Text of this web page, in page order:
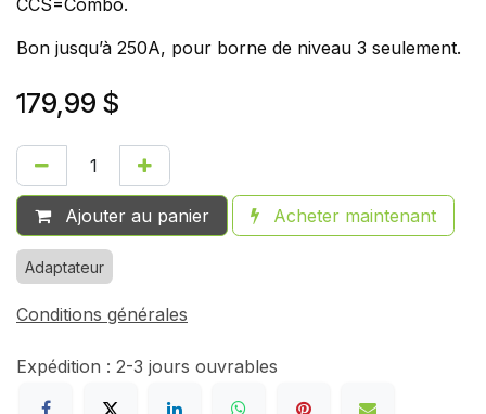
Bon jusqu’à 250A, pour borne de niveau 3 seulement.
179,99 $
Ajouter au panier Acheter maintenant
Adaptateur
Conditions générales
Expédition : 2-3 jours ouvrables